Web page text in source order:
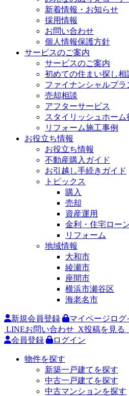
新着情報・お知らせ
採用情報
お問い合わせ
個人情報保護方針
サービスのご案内
サービスのご案内
初めての住まい探し相
ファイナンシャルプラ
売却相談
アフターサービス
スタイリッシュホーム
リフォーム施工事例
お役立ち情報
お役立ち情報
不動産購入ガイド
お引越し手続きガイド
トピックス
購入
売却
資産運用
金利・住宅ロー
リフォーム
地域情報
大和市
綾瀬市
座間市
横浜市瀬谷区
海老名市
新規会員登録
マイページログ
LINEお問い合わせ X投稿を見る
会員登録
ログイン
物件を探す
新築一戸建てを探す
中古一戸建てを探す
中古マンションを探す